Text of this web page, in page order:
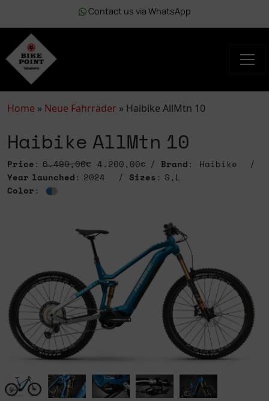
Contact us via WhatsApp
Home » Neue Fahrräder » Haibike AllMtn 10
Haibike AllMtn 10
Price:6.499,00€ 4.200,00€ Brand: Haibike
Year launched: 2024 Sizes : S,L
Color: